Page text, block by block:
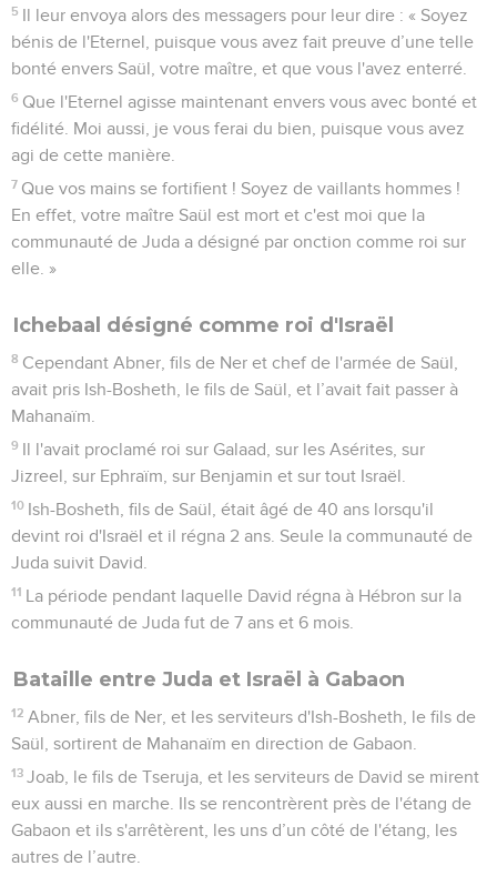
5 Il leur envoya alors des messagers pour leur dire : « Soyez
bénis de l'Eternel, puisque vous avez fait preuve d’une telle
bonté envers Saül, votre maître, et que vous l'avez enterré.
6 Que l'Eternel agisse maintenant envers vous avec bonté et
fidélité. Moi aussi, je vous ferai du bien, puisque vous avez
agi de cette manière.
7 Que vos mains se fortifient ! Soyez de vaillants hommes !
En effet, votre maître Saül est mort et c'est moi que la
communauté de Juda a désigné par onction comme roi sur
elle. »
Ichebaal désigné comme roi d'Israël
8 Cependant Abner, fils de Ner et chef de l'armée de Saül,
avait pris Ish-Bosheth, le fils de Saül, et l’avait fait passer à
Mahanaïm.
9 Il l'avait proclamé roi sur Galaad, sur les Asérites, sur
Jizreel, sur Ephraïm, sur Benjamin et sur tout Israël.
10 Ish-Bosheth, fils de Saül, était âgé de 40 ans lorsqu'il
devint roi d'Israël et il régna 2 ans. Seule la communauté de
Juda suivit David.
11 La période pendant laquelle David régna à Hébron sur la
communauté de Juda fut de 7 ans et 6 mois.
Bataille entre Juda et Israël à Gabaon
12 Abner, fils de Ner, et les serviteurs d'Ish-Bosheth, le fils de
Saül, sortirent de Mahanaïm en direction de Gabaon.
13 Joab, le fils de Tseruja, et les serviteurs de David se mirent
eux aussi en marche. Ils se rencontrèrent près de l'étang de
Gabaon et ils s'arrêtèrent, les uns d’un côté de l'étang, les
autres de l’autre.